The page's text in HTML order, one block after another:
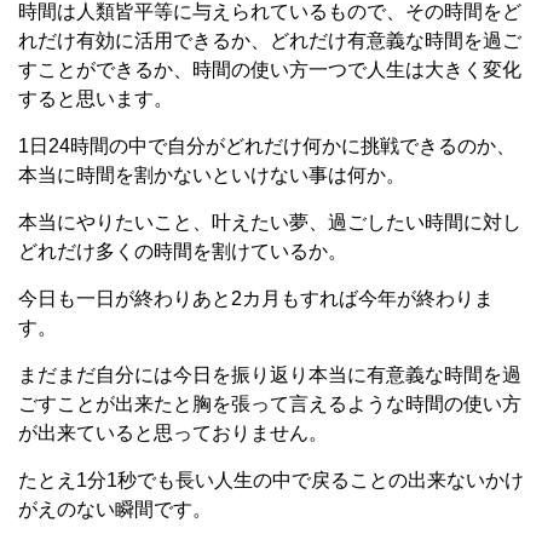
時間は人類皆平等に与えられているもので、その時間をど
れだけ有効に活用できるか、どれだけ有意義な時間を過ご
すことができるか、時間の使い方一つで人生は大きく変化
すると思います。
1日24時間の中で自分がどれだけ何かに挑戦できるのか、
本当に時間を割かないといけない事は何か。
本当にやりたいこと、叶えたい夢、過ごしたい時間に対し
どれだけ多くの時間を割けているか。
今日も一日が終わりあと2カ月もすれば今年が終わりま
す。
まだまだ自分には今日を振り返り本当に有意義な時間を過
ごすことが出来たと胸を張って言えるような時間の使い方
が出来ていると思っておりません。
たとえ1分1秒でも長い人生の中で戻ることの出来ないかけ
がえのない瞬間です。